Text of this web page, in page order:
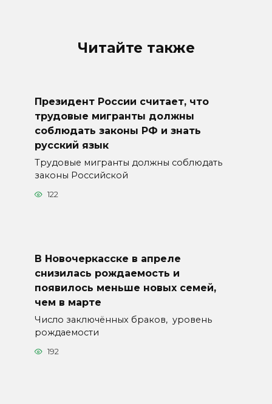
Читайте также
Президент России считает, что
трудовые мигранты должны
соблюдать законы РФ и знать
русский язык
Трудовые мигранты должны соблюдать
законы Российской
122
В Новочеркасске в апреле
снизилась рождаемость и
появилось меньше новых семей,
чем в марте
Число заключённых браков, уровень
рождаемости
192